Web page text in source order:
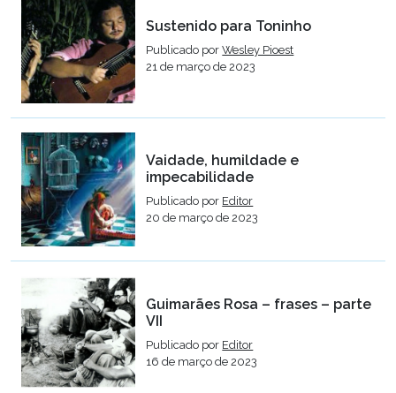
Sustenido para Toninho
Publicado porWesley Pioest
21 de março de 2023
Vaidade, humildade e
impecabilidade
Publicado por Editor
20 de março de 2023
Guimarães Rosa – frases – parte
VII
Publicado por Editor
16 de março de 2023